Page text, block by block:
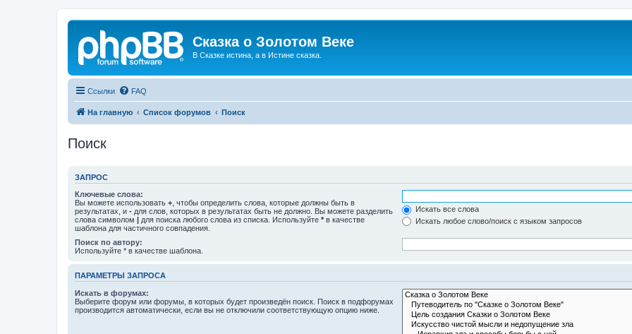
Сказка о Золотом Веке
В Сказке истина, а в Истине сказка.
Ссылки FAQ
На главную Список форумов Поиск
Поиск
ЗАПРОС
Ключевые слова:
Вы можете использовать + , чтобы определить слова, которые должны быть в
результатах, и - для слов, которых в результатах быть не должно. Вы можете разделить
слова символом | для поиска любого слова из списка. Используйте * в качестве
шаблона для частичного совпадения.
Искать все слова
Искать любое слово/поиск с языком запросов
Поиск по автору:
Используйте * в качестве шаблона.
ПАРАМЕТРЫ ЗАПРОСА
Искать в форумах:
Выберите форум или форумы, в которых будет произведён поиск. Поиск в подфорумах
производится автоматически, если вы не отключили соответствующую опцию ниже.